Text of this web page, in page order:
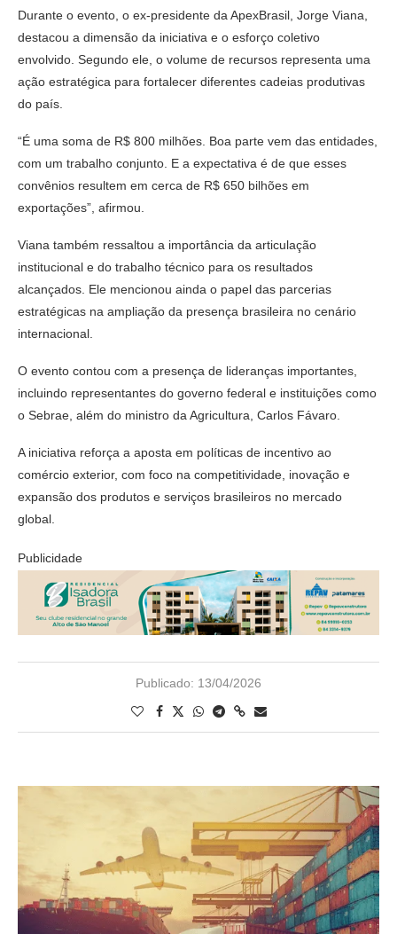
Durante o evento, o ex-presidente da ApexBrasil, Jorge Viana,
destacou a dimensão da iniciativa e o esforço coletivo
envolvido. Segundo ele, o volume de recursos representa uma
ação estratégica para fortalecer diferentes cadeias produtivas
do país.
“É uma soma de R$ 800 milhões. Boa parte vem das entidades,
com um trabalho conjunto. E a expectativa é de que esses
convênios resultem em cerca de R$ 650 bilhões em
exportações”, afirmou.
Viana também ressaltou a importância da articulação
institucional e do trabalho técnico para os resultados
alcançados. Ele mencionou ainda o papel das parcerias
estratégicas na ampliação da presença brasileira no cenário
internacional.
O evento contou com a presença de lideranças importantes,
incluindo representantes do governo federal e instituições como
o Sebrae, além do ministro da Agricultura, Carlos Fávaro.
A iniciativa reforça a aposta em políticas de incentivo ao
comércio exterior, com foco na competitividade, inovação e
expansão dos produtos e serviços brasileiros no mercado
global.
Publicidade
Publicado: 13/04/2026